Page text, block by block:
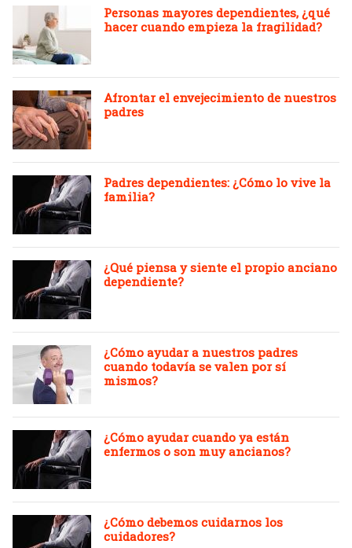
Personas mayores dependientes, ¿qué
hacer cuando empieza la fragilidad?
Afrontar el envejecimiento de nuestros
padres
Padres dependientes: ¿Cómo lo vive la
familia?
¿Qué piensa y siente el propio anciano
dependiente?
¿Cómo ayudar a nuestros padres
cuando todavía se valen por sí
mismos?
¿Cómo ayudar cuando ya están
enfermos o son muy ancianos?
¿Cómo debemos cuidarnos los
cuidadores?